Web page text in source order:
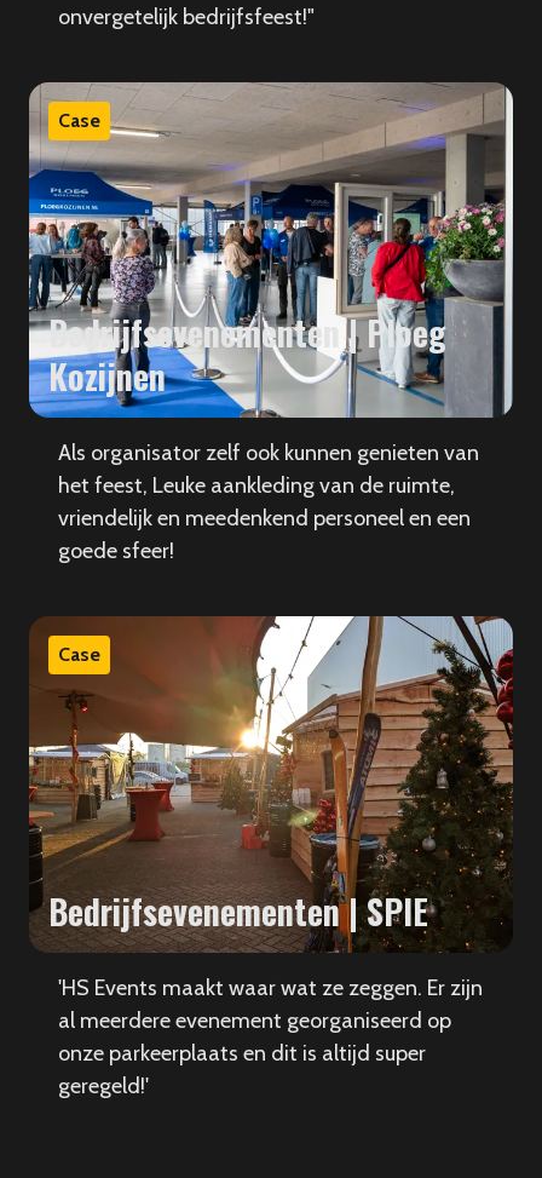
onvergetelijk bedrijfsfeest!"
Case
Bedrijfsevenementen | Ploeg
Kozijnen
Als organisator zelf ook kunnen genieten van
het feest, Leuke aankleding van de ruimte,
vriendelijk en meedenkend personeel en een
goede sfeer!
Case
Bedrijfsevenementen | SPIE
'HS Events maakt waar wat ze zeggen. Er zijn
al meerdere evenement georganiseerd op
onze parkeerplaats en dit is altijd super
geregeld!'